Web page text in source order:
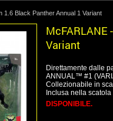
1.6 Black Panther Annual 1 Variant
McFARLANE
Variant
Direttamente dalle
ANNUAL™ #1
Collezionabile in
Inclusa nella
DISPONIBILE.